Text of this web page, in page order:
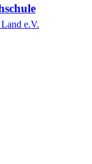
e.V.